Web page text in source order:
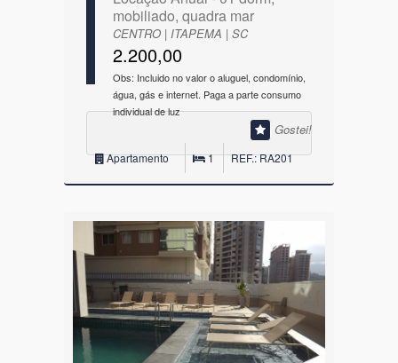
mobiliado, quadra mar
CENTRO | ITAPEMA | SC
2.200,00
Obs: Incluido no valor o aluguel, condomínio,
água, gás e internet. Paga a parte consumo
individual de luz
Gostei!
Apartamento 1 REF.: RA201